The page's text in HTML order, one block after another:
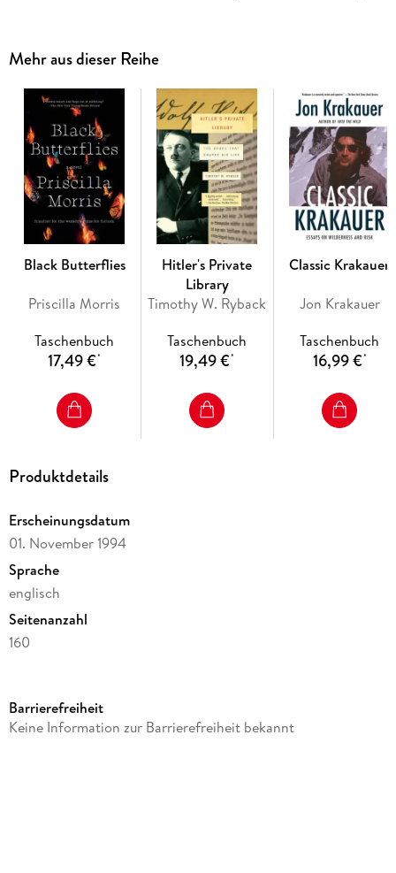
teenage daughter, a guilt-ridden father discovers the depths
of his own blundering innocence.
Don’t miss Ian McEwan’s new novel, Lessons.
Mehr aus dieser Reihe
Black Butterflies
Priscilla Morris
Taschenbuch
17,49 €*
Hitler's Private
Library
Timothy W. Ryback
Taschenbuch
19,49 €*
Classic Krakauer
Jon Krakauer
Taschenbuch
16,99 €*
Produktdetails
Erscheinungsdatum
01. November 1994
Sprache
englisch
Seitenanzahl
160
Autor/Autorin
Barrierefreiheit
Keine Information zur Barrierefreiheit bekannt